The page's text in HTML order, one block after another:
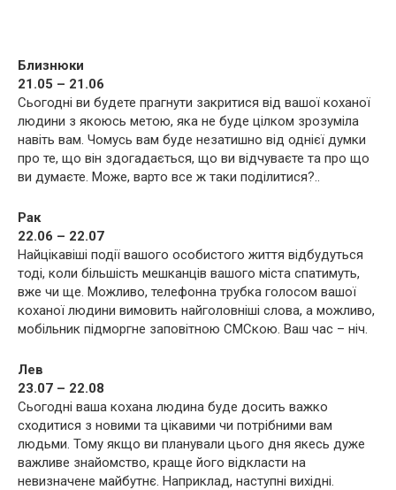
Близнюки
21.05 – 21.06
Сьогодні ви будете прагнути закритися від вашої коханої
людини з якоюсь метою, яка не буде цілком зрозуміла
навіть вам. Чомусь вам буде незатишно від однієї думки
про те, що він здогадається, що ви відчуваєте та про що
ви думаєте. Може, варто все ж таки поділитися?..
Рак
22.06 – 22.07
Найцікавіші події вашого особистого життя відбудуться
тоді, коли більшість мешканців вашого міста спатимуть,
вже чи ще. Можливо, телефонна трубка голосом вашої
коханої людини вимовить найголовніші слова, а можливо,
мобільник підморгне заповітною СМСкою. Ваш час – ніч.
Лев
23.07 – 22.08
Сьогодні ваша кохана людина буде досить важко
сходитися з новими та цікавими чи потрібними вам
людьми. Тому якщо ви планували цього дня якесь дуже
важливе знайомство, краще його відкласти на
невизначене майбутнє. Наприклад, наступні вихідні.